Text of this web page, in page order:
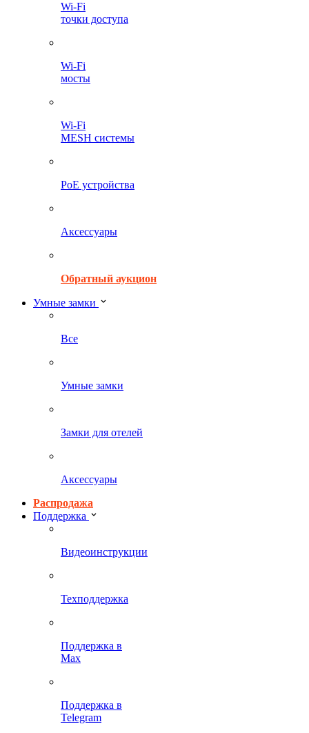
Wi-Fi
точки доступа
Wi-Fi
мосты
Wi-Fi
MESH системы
PoE устройства
Аксессуары
Обратный аукцион
Умные замки
Все
Умные замки
Замки для отелей
Аксессуары
Распродажа
Поддержка
Видеоинструкции
Техподдержка
Поддержка в
Max
Поддержка в
Telegram